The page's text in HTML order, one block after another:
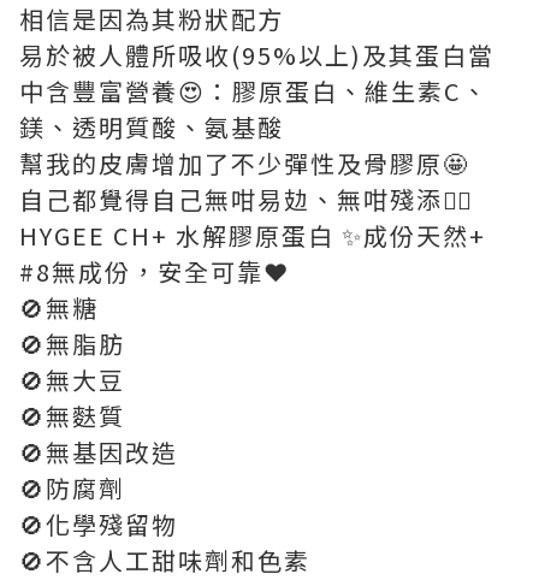
相信是因為其粉狀配方
易於被人體所吸收(95%以上)及其蛋白當
中含豐富營養😍：膠原蛋白、維生素C、
鎂、透明質酸、氨基酸
幫我的皮膚增加了不少彈性及骨膠原🤩
自己都覺得自己無咁易攰、無咁殘添👍🏻
HYGEE CH+ 水解膠原蛋白 ✨️成份天然+
#8無成份，安全可靠❤️
🚫無糖
🚫無脂肪
🚫無大豆
🚫無麩質
🚫無基因改造
🚫防腐劑
🚫化學殘留物
🚫不含人工甜味劑和色素